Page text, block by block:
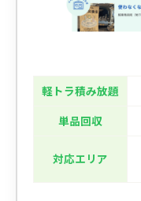
軽トラ積み放題
単品回収
対応エリア